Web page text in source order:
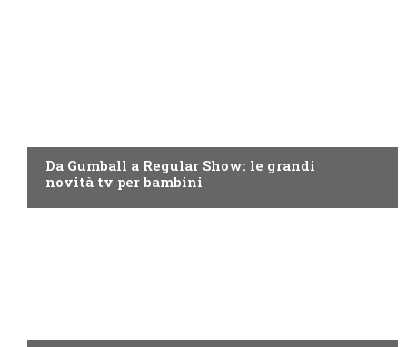
Da Gumball a Regular Show: le grandi
novità tv per bambini